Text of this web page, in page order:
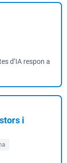
d’IA respon a
i